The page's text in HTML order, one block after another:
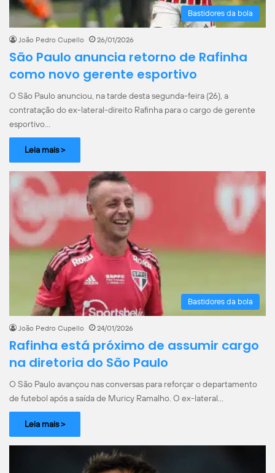
Bastidores da bola
João Pedro Cupello 26/01/2026
São Paulo anuncia retorno de Rafinha
como novo gerente esportivo
O São Paulo anunciou, na tarde desta segunda-feira (26), a
contratação do ex-lateral-direito Rafinha para o cargo de gerente
esportivo…
Leia mais >
Bastidores da bola
João Pedro Cupello 24/01/2026
Rafinha está próximo de assumir cargo
na diretoria do São Paulo
O São Paulo avançou nas conversas para reforçar o departamento
de futebol após a saída de Muricy Ramalho. O ex-lateral…
Leia mais >